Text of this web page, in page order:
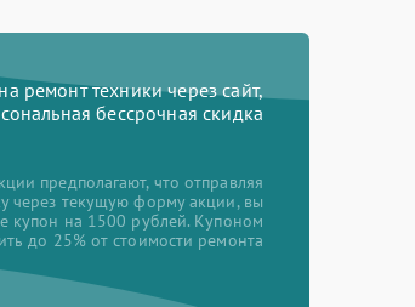
ремонт техники через сайт,
бессрочная скидка
предполагают, что отправляя
через текущую форму акции, вы
купон на 1500 рублей. Купоном
до 25% от стоимости ремонта